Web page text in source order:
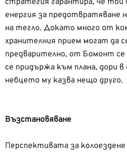
енергия за предотвратяване
на тегло. Докато много от
хранителния прием могат да
предварително, от Бомонт се
се придържа към плана, дори
небцето му казва нещо друго.
Възстановяване
Перспективата за